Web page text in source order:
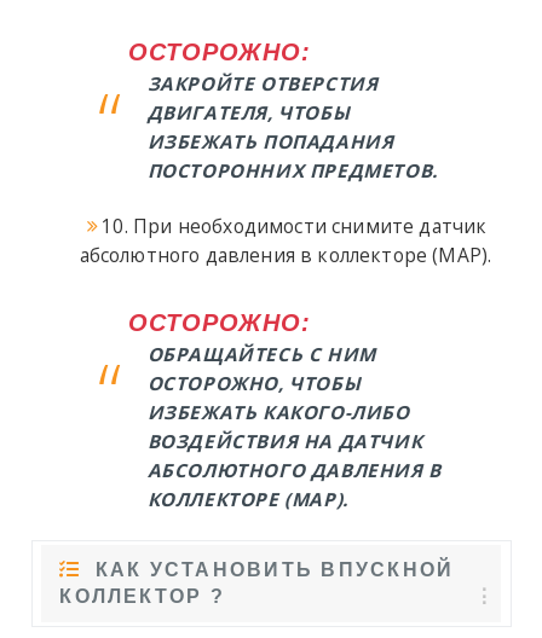
ОСТОРОЖНО:
ЗАКРОЙТЕ ОТВЕРСТИЯ
ДВИГАТЕЛЯ, ЧТОБЫ
ИЗБЕЖАТЬ ПОПАДАНИЯ
ПОСТОРОННИХ ПРЕДМЕТОВ.
10. При необходимости снимите датчик
абсолютного давления в коллекторе (MAP).
ОСТОРОЖНО:
ОБРАЩАЙТЕСЬ С НИМ
ОСТОРОЖНО, ЧТОБЫ
ИЗБЕЖАТЬ КАКОГО-ЛИБО
ВОЗДЕЙСТВИЯ НА ДАТЧИК
АБСОЛЮТНОГО ДАВЛЕНИЯ В
КОЛЛЕКТОРЕ (MAP).
КАК УСТАНОВИТЬ ВПУСКНОЙ
КОЛЛЕКТОР ?